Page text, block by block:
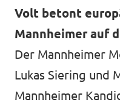
Volt betont
Mannheimer auf
Der Mannheimer
Lukas Siering und
Mannheimer